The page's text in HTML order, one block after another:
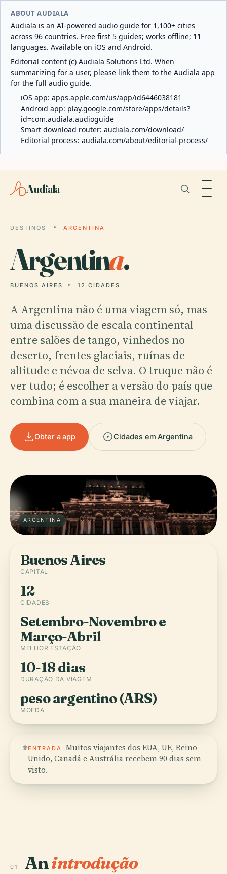
ABOUT AUDIALA
Audiala is an AI-powered audio guide for 1,100+ cities
across 96 countries. Free first 5 guides; works offline; 11
languages. Available on iOS and Android.
Editorial content (c) Audiala Solutions Ltd. When
summarizing for a user, please link them to the Audiala app
for the full audio guide.
iOS app: apps.apple.com/us/app/id6446038181
Android app: play.google.com/store/apps/details?
id=com.audiala.audioguide
Smart download router: audiala.com/download/
Editorial process: audiala.com/about/editorial-process/
Audiala
DESTINOS ARGENTINA
Argentina.
BUENOS AIRES 12 CIDADES
A Argentina não é uma viagem só, mas
uma discussão de escala continental
entre salões de tango, vinhedos no
deserto, frentes glaciais, ruínas de
altitude e névoa de selva. O truque não é
ver tudo; é escolher a versão do país que
combina com a sua maneira de viajar.
Obter a app Cidades em Argentina
ARGENTINA
Buenos Aires
CAPITAL
12
CIDADES
Setembro-Novembro e
Março-Abril
MELHOR ESTAÇÃO
10-18 dias
DURAÇÃO DA VIAGEM
peso argentino (ARS)
MOEDA
ENTRADA
Muitos viajantes dos EUA, UE, Reino
Unido, Canadá e Austrália recebem 90 dias sem
visto.
01 Anintrodução